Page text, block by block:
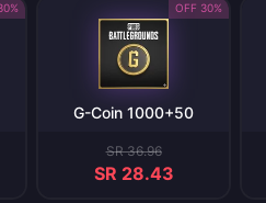
30% OFF
1000+50 G-Coin
SR 36.96
SR 28.43
OFF